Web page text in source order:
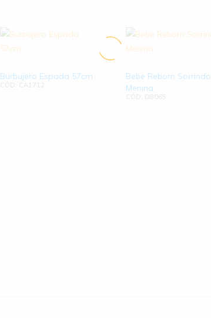
Burbujero Espada 57cm
CÓD: CA1712
Bebe Reborn Sorrindo
Menina
CÓD: D8065